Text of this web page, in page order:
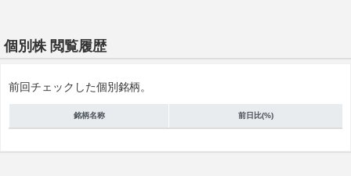
個別株 閲覧履歴
前回チェックした個別銘柄。
銘柄名称 前日比(%)